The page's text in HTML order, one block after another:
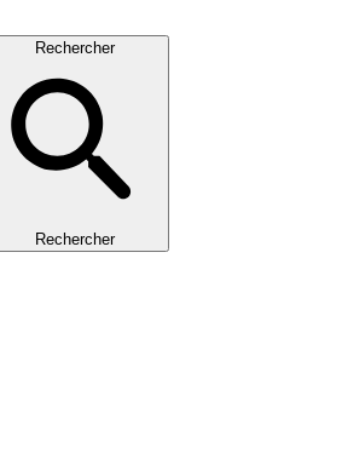
Rechercher
Rechercher